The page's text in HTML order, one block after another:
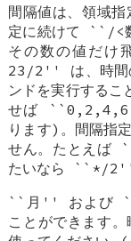
間隔値は、領域
定に続けて ``/<
その数の値だ
23/2'' は、時間
ンドを実行する
せば
ります)。間隔指
せん。たとえば
たいなら ``*/2''
``月'' および ``
ことができます